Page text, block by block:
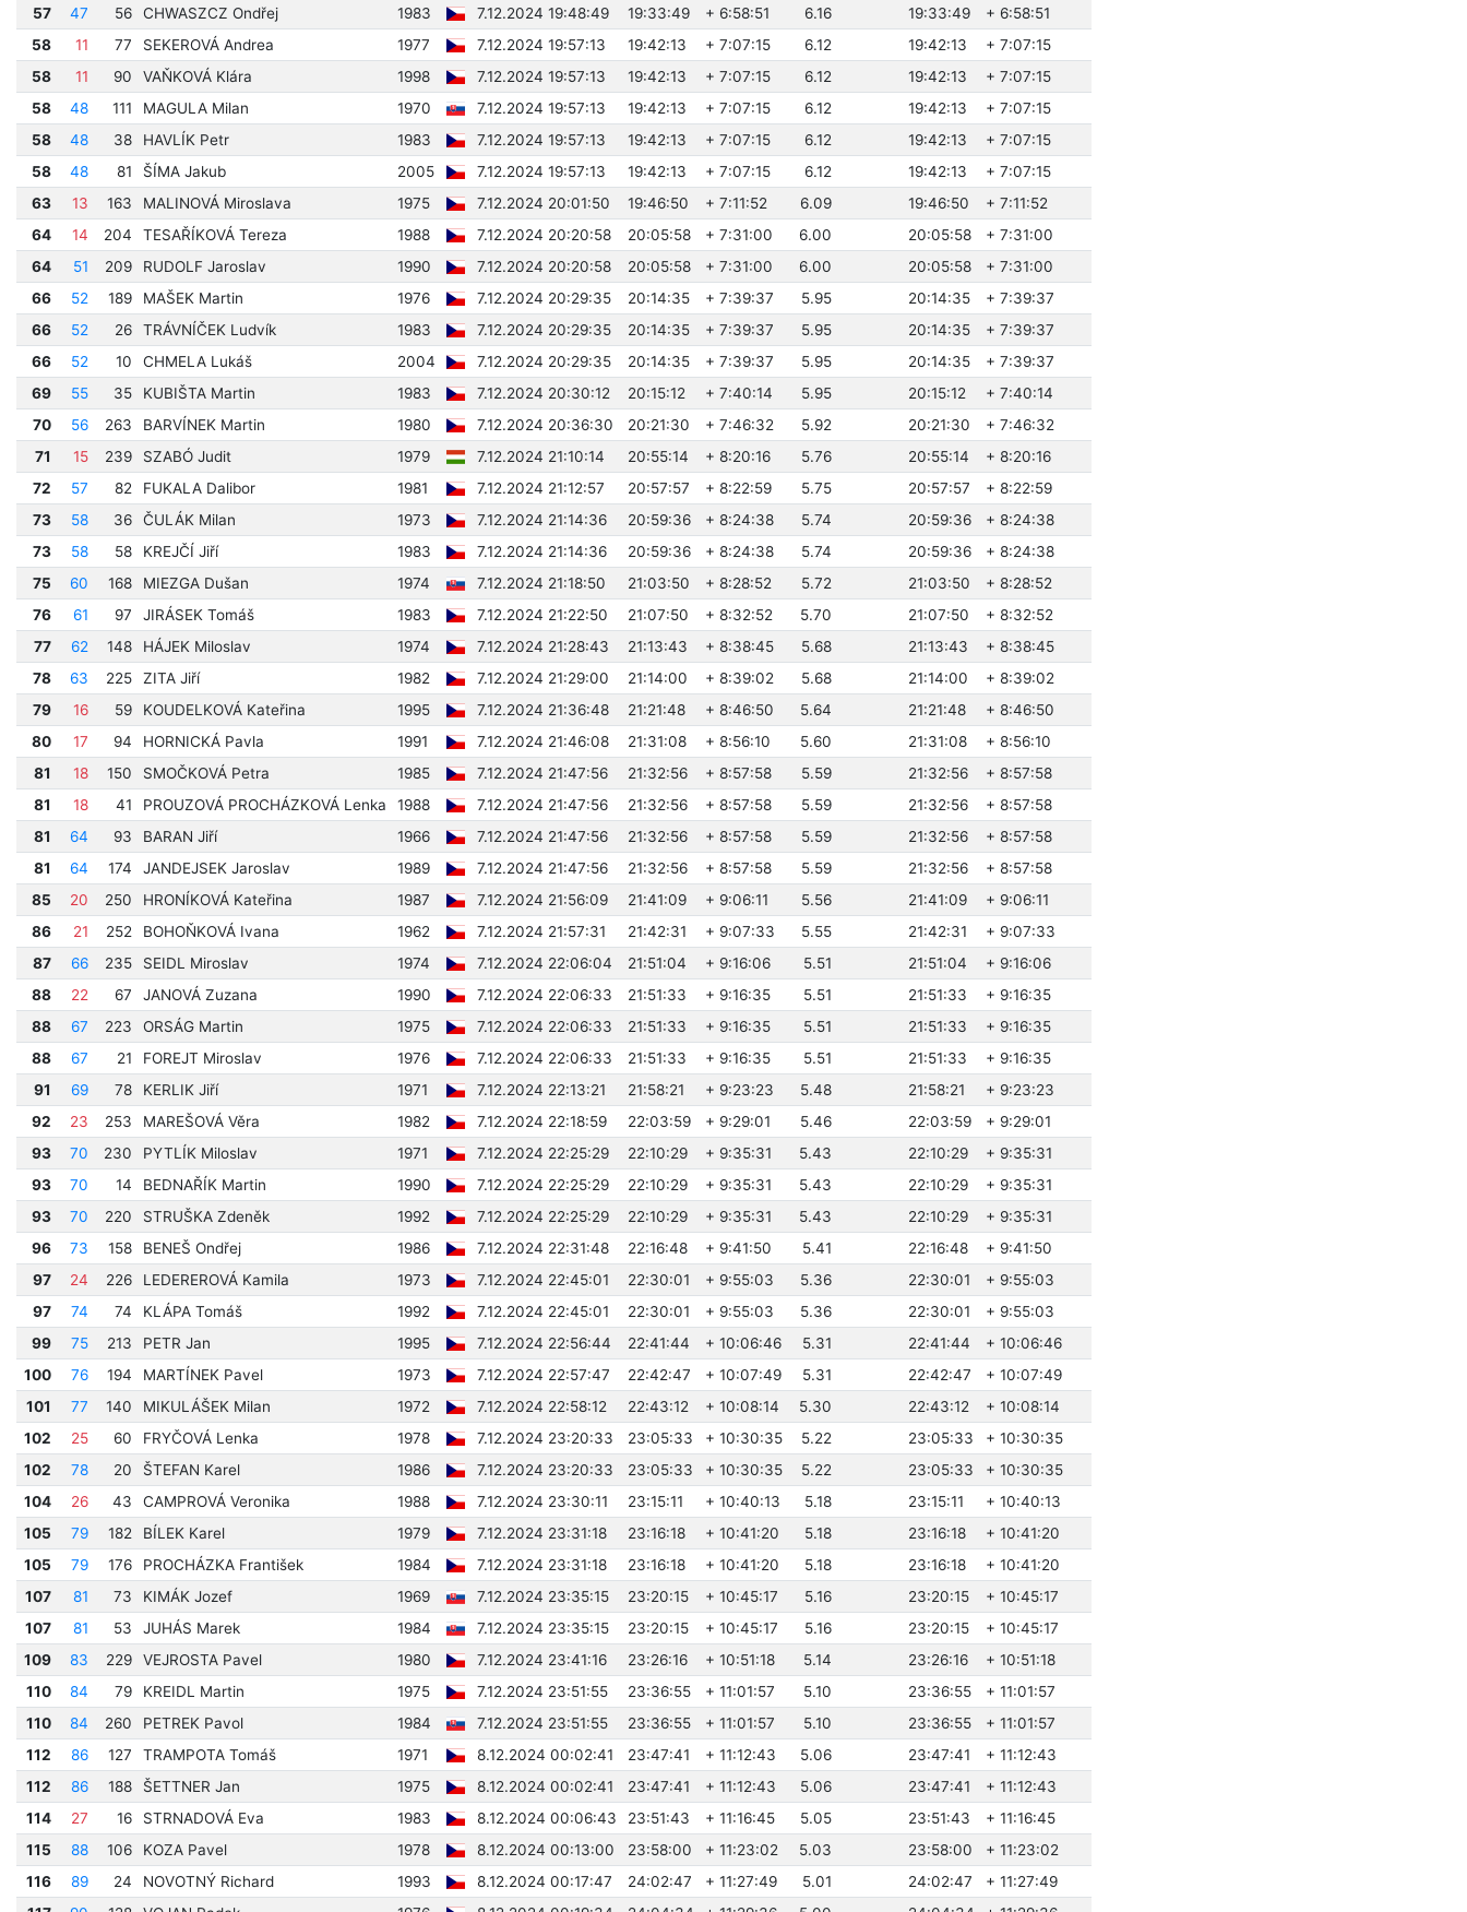
57
47 56 CHWASZCZ Ondřej 1983 7.12.2024 19:48:49 19:33:49 + 6:58:51 6.16 19:33:49
+ 6:58:51
58
11 77 SEKEROVÁ Andrea 1977 7.12.2024 19:57:13 19:42:13 + 7:07:15 6.12 19:42:13
+ 7:07:15
58
11 90 VAŇKOVÁ Klára 1998 7.12.2024 19:57:13 19:42:13 + 7:07:15 6.12 19:42:13
+ 7:07:15
58
48 111 MAGULA Milan 1970 7.12.2024 19:57:13 19:42:13 + 7:07:15 6.12 19:42:13
+ 7:07:15
58
48 38 HAVLÍK Petr 1983 7.12.2024 19:57:13 19:42:13 + 7:07:15 6.12 19:42:13
+ 7:07:15
58
48 81 ŠÍMA Jakub 2005 7.12.2024 19:57:13 19:42:13 + 7:07:15 6.12 19:42:13
+ 7:07:15
63
13 163 MALINOVÁ Miroslava 1975 7.12.2024 20:01:50 19:46:50 + 7:11:52 6.09 19:46:50
+ 7:11:52
64
14 204 TESAŘÍKOVÁ Tereza 1988 7.12.2024 20:20:58 20:05:58 + 7:31:00 6.00 20:05:58
+ 7:31:00
64
51 209 RUDOLF Jaroslav 1990 7.12.2024 20:20:58 20:05:58 + 7:31:00 6.00 20:05:58
+ 7:31:00
66
52 189 MAŠEK Martin 1976 7.12.2024 20:29:35 20:14:35 + 7:39:37 5.95 20:14:35
+ 7:39:37
66
52 26 TRÁVNÍČEK Ludvík 1983 7.12.2024 20:29:35 20:14:35 + 7:39:37 5.95 20:14:35
+ 7:39:37
66
52 10 CHMELA Lukáš 2004 7.12.2024 20:29:35 20:14:35 + 7:39:37 5.95 20:14:35
+ 7:39:37
69
55 35 KUBIŠTA Martin 1983 7.12.2024 20:30:12 20:15:12 + 7:40:14 5.95 20:15:12
+ 7:40:14
70
56 263 BARVÍNEK Martin 1980 7.12.2024 20:36:30 20:21:30 + 7:46:32 5.92 20:21:30
+ 7:46:32
71
15 239 SZABÓ Judit 1979 7.12.2024 21:10:14 20:55:14 + 8:20:16 5.76 20:55:14
+ 8:20:16
72
57 82 FUKALA Dalibor 1981 7.12.2024 21:12:57 20:57:57 + 8:22:59 5.75 20:57:57
+ 8:22:59
73
58 36 ČULÁK Milan 1973 7.12.2024 21:14:36 20:59:36 + 8:24:38 5.74 20:59:36
+ 8:24:38
73
58 58 KREJČÍ Jiří 1983 7.12.2024 21:14:36 20:59:36 + 8:24:38 5.74 20:59:36
+ 8:24:38
75
60 168 MIEZGA Dušan 1974 7.12.2024 21:18:50 21:03:50 + 8:28:52 5.72 21:03:50
+ 8:28:52
76
61 97 JIRÁSEK Tomáš 1983 7.12.2024 21:22:50 21:07:50 + 8:32:52 5.70 21:07:50
+ 8:32:52
77
62 148 HÁJEK Miloslav 1974 7.12.2024 21:28:43 21:13:43 + 8:38:45 5.68 21:13:43
+ 8:38:45
78
63 225 ZITA Jiří 1982 7.12.2024 21:29:00 21:14:00 + 8:39:02 5.68 21:14:00
+ 8:39:02
79
16 59 KOUDELKOVÁ Kateřina 1995 7.12.2024 21:36:48 21:21:48 + 8:46:50 5.64 21:21:48
+ 8:46:50
80
17 94 HORNICKÁ Pavla 1991 7.12.2024 21:46:08 21:31:08 + 8:56:10 5.60 21:31:08
+ 8:56:10
81
18 150 SMOČKOVÁ Petra 1985 7.12.2024 21:47:56 21:32:56 + 8:57:58 5.59 21:32:56
+ 8:57:58
81
18 41 PROUZOVÁ PROCHÁZKOVÁ Lenka 1988 7.12.2024 21:47:56 21:32:56 + 8:57:58 5.59 21:32:56
+ 8:57:58
81
64 93 BARAN Jiří 1966 7.12.2024 21:47:56 21:32:56 + 8:57:58 5.59 21:32:56
+ 8:57:58
81
64 174 JANDEJSEK Jaroslav 1989 7.12.2024 21:47:56 21:32:56 + 8:57:58 5.59 21:32:56
+ 8:57:58
85
20 250 HRONÍKOVÁ Kateřina 1987 7.12.2024 21:56:09 21:41:09 + 9:06:11 5.56 21:41:09
+ 9:06:11
86
21 252 BOHOŇKOVÁ Ivana 1962 7.12.2024 21:57:31 21:42:31 + 9:07:33 5.55 21:42:31
+ 9:07:33
87
66 235 SEIDL Miroslav 1974 7.12.2024 22:06:04 21:51:04 + 9:16:06 5.51 21:51:04
+ 9:16:06
88
22 67 JANOVÁ Zuzana 1990 7.12.2024 22:06:33 21:51:33 + 9:16:35 5.51 21:51:33
+ 9:16:35
88
67 223 ORSÁG Martin 1975 7.12.2024 22:06:33 21:51:33 + 9:16:35 5.51 21:51:33
+ 9:16:35
88
67 21 FOREJT Miroslav 1976 7.12.2024 22:06:33 21:51:33 + 9:16:35 5.51 21:51:33
+ 9:16:35
91
69 78 KERLIK Jiří 1971 7.12.2024 22:13:21 21:58:21 + 9:23:23 5.48 21:58:21
+ 9:23:23
92
23 253 MAREŠOVÁ Věra 1982 7.12.2024 22:18:59 22:03:59 + 9:29:01 5.46 22:03:59
+ 9:29:01
93
70 230 PYTLÍK Miloslav 1971 7.12.2024 22:25:29 22:10:29 + 9:35:31 5.43 22:10:29
+ 9:35:31
93
70 14 BEDNAŘÍK Martin 1990 7.12.2024 22:25:29 22:10:29 + 9:35:31 5.43 22:10:29
+ 9:35:31
93
70 220 STRUŠKA Zdeněk 1992 7.12.2024 22:25:29 22:10:29 + 9:35:31 5.43 22:10:29
+ 9:35:31
96
73 158 BENEŠ Ondřej 1986 7.12.2024 22:31:48 22:16:48 + 9:41:50 5.41 22:16:48
+ 9:41:50
97
24 226 LEDEREROVÁ Kamila 1973 7.12.2024 22:45:01 22:30:01 + 9:55:03 5.36 22:30:01
+ 9:55:03
97
74 74 KLÁPA Tomáš 1992 7.12.2024 22:45:01 22:30:01 + 9:55:03 5.36 22:30:01
+ 9:55:03
99
75 213 PETR Jan 1995 7.12.2024 22:56:44 22:41:44 + 10:06:46 5.31 22:41:44
+ 10:06:46
100
76 194 MARTÍNEK Pavel 1973 7.12.2024 22:57:47 22:42:47 + 10:07:49 5.31 22:42:47
+ 10:07:49
101
77 140 MIKULÁŠEK Milan 1972 7.12.2024 22:58:12 22:43:12 + 10:08:14 5.30 22:43:12
+ 10:08:14
102
25 60 FRYČOVÁ Lenka 1978 7.12.2024 23:20:33 23:05:33 + 10:30:35 5.22 23:05:33
+ 10:30:35
102
78 20 ŠTEFAN Karel 1986 7.12.2024 23:20:33 23:05:33 + 10:30:35 5.22 23:05:33
+ 10:30:35
104
26 43 CAMPROVÁ Veronika 1988 7.12.2024 23:30:11 23:15:11 + 10:40:13 5.18 23:15:11
+ 10:40:13
105
79 182 BÍLEK Karel 1979 7.12.2024 23:31:18 23:16:18 + 10:41:20 5.18 23:16:18
+ 10:41:20
105
79 176 PROCHÁZKA František 1984 7.12.2024 23:31:18 23:16:18 + 10:41:20 5.18 23:16:18
+ 10:41:20
107
81 73 KIMÁK Jozef 1969 7.12.2024 23:35:15 23:20:15 + 10:45:17 5.16 23:20:15
+ 10:45:17
107
81 53 JUHÁS Marek 1984 7.12.2024 23:35:15 23:20:15 + 10:45:17 5.16 23:20:15
+ 10:45:17
109
83 229 VEJROSTA Pavel 1980 7.12.2024 23:41:16 23:26:16 + 10:51:18 5.14 23:26:16
+ 10:51:18
110
84 79 KREIDL Martin 1975 7.12.2024 23:51:55 23:36:55 + 11:01:57 5.10 23:36:55
+ 11:01:57
110
84 260 PETREK Pavol 1984 7.12.2024 23:51:55 23:36:55 + 11:01:57 5.10 23:36:55
+ 11:01:57
112
86 127 TRAMPOTA Tomáš 1971 8.12.2024 00:02:41 23:47:41 + 11:12:43 5.06 23:47:41
+ 11:12:43
112
86 188 ŠETTNER Jan 1975 8.12.2024 00:02:41 23:47:41 + 11:12:43 5.06 23:47:41
+ 11:12:43
114
27 16 STRNADOVÁ Eva 1983 8.12.2024 00:06:43 23:51:43 + 11:16:45 5.05 23:51:43
+ 11:16:45
115
88 106 KOZA Pavel 1978 8.12.2024 00:13:00 23:58:00 + 11:23:02 5.03 23:58:00
+ 11:23:02
116
89 24 NOVOTNÝ Richard 1993 8.12.2024 00:17:47 24:02:47 + 11:27:49 5.01 24:02:47
+ 11:27:49